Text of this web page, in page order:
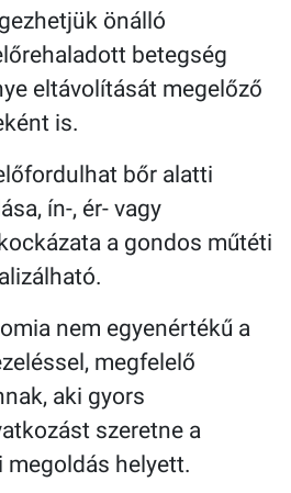
önálló
betegség
eltávolítását megelőző
is.
bőr alatti
ín-, ér- vagy
a gondos műtéti
nem egyenértékű a
megfelelő
aki gyors
szeretne a
helyett.